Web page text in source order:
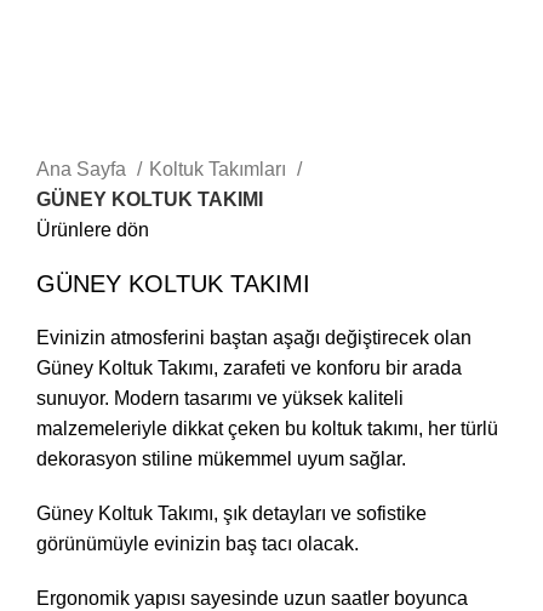
Ana Sayfa
Koltuk Takımları
GÜNEY KOLTUK TAKIMI
Ürünlere dön
GÜNEY KOLTUK TAKIMI
Evinizin atmosferini baştan aşağı değiştirecek olan
Güney Koltuk Takımı, zarafeti ve konforu bir arada
sunuyor. Modern tasarımı ve yüksek kaliteli
malzemeleriyle dikkat çeken bu koltuk takımı, her türlü
dekorasyon stiline mükemmel uyum sağlar.
Güney Koltuk Takımı, şık detayları ve sofistike
görünümüyle evinizin baş tacı olacak.
Ergonomik yapısı sayesinde uzun saatler boyunca